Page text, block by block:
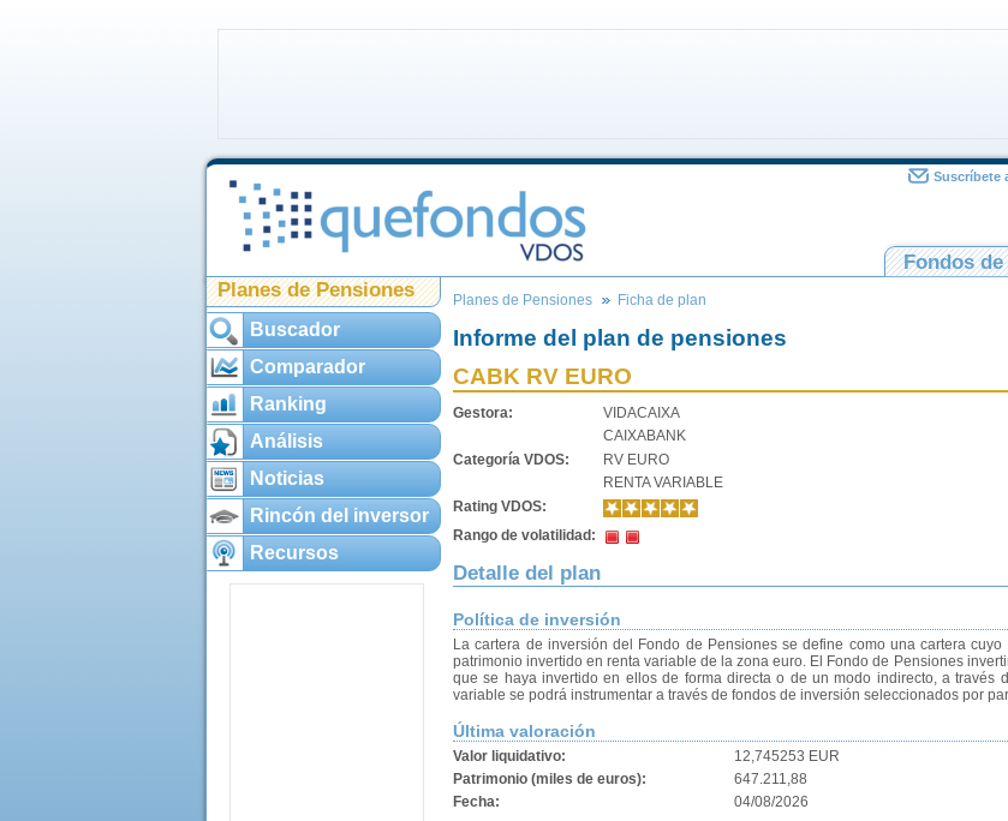
Suscríbete
Fondos
Planes de Pensiones
Buscador
Comparador
Ranking
Análisis
Noticias
Rincón del inversor
Recursos
Planes de Pensiones Ficha de plan
Informe del plan de pensiones
CABK RV EURO
Gestora:
VIDACAIXA
CAIXABANK
Categoría VDOS:
RV EURO
RENTA VARIABLE
Rating VDOS:
Rango de volatilidad:
Detalle del plan
Política de inversión
La cartera de inversión del Fondo de Pensiones se define como una cartera
patrimonio invertido en renta variable de la zona euro. El Fondo de Pensiones
que se haya invertido en ellos de forma directa o de un modo indirecto, a través
variable se podrá instrumentar a través de fondos de inversión seleccionados por
Última valoración
Valor liquidativo:
12,745253 EUR
Patrimonio (miles de euros):
647.211,88
Fecha:
04/08/2026